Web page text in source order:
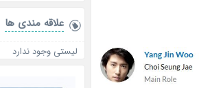
علاقه‌ مندی ها
لیستی وجود ندارد